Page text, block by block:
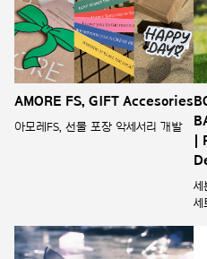
AMORE FS, GIFT Accesories
아모레FS, 선물 포장 악세서리 개발
|
세
세